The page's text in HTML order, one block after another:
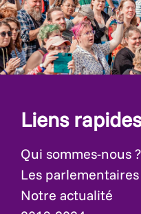
Liens rapides
Qui sommes-nous ?
Les parlementaires
Notre actualité